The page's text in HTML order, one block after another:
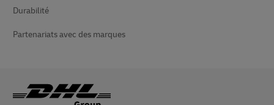
Durabilité
Partenariats avec des marques